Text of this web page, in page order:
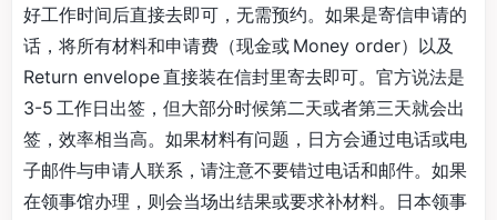
好工作时间后直接去即可，无需预约。如果是寄信申请的
话，将所有材料和申请费（现金或 Money order）以及
Return envelope 直接装在信封里寄去即可。官方说法是
3-5 工作日出签，但大部分时候第二天或者第三天就会出
签，效率相当高。如果材料有问题，日方会通过电话或电
子邮件与申请人联系，请注意不要错过电话和邮件。如果
在领事馆办理，则会当场出结果或要求补材料。日本领事